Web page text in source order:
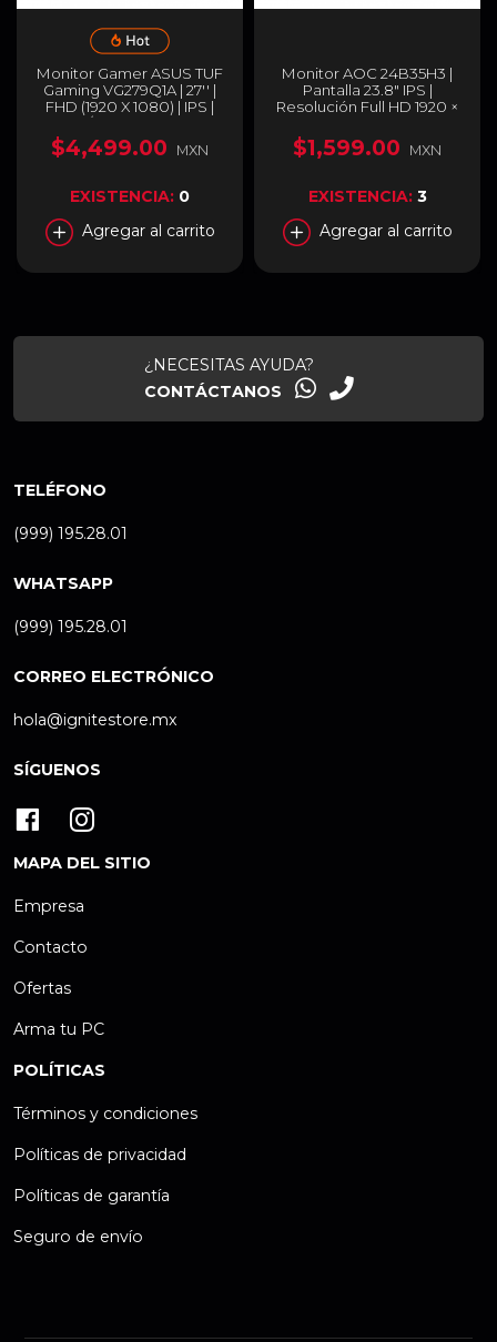
Monitor Gamer ASUS TUF
Gaming VG279Q1A | 27'' |
FHD (1920 X 1080) | IPS |
165 Hz / 120 Hz Consolas |
Adaptive-sync | FreeSync
Premium |1 ms (MPRT) |
$4,499.00 MXN
EXISTENCIA: 0
Agregar al carrito
Monitor AOC 24B35H3 |
Pantalla 23.8" IPS |
Resolución Full HD 1920 ×
Conectividad HDMI |
Diseño de Marco
24B35H3
$1,599.00 MXN
EXISTENCIA: 3
Agregar al carrito
¿NECESITAS AYUDA?
CONTÁCTANOS
TELÉFONO
(999) 195.28.01
WHATSAPP
(999) 195.28.01
CORREO ELECTRÓNICO
hola@ignitestore.mx
SÍGUENOS
MAPA DEL SITIO
Empresa
Contacto
Ofertas
Arma tu PC
POLÍTICAS
Términos y condiciones
Políticas de privacidad
Políticas de garantía
Seguro de envío